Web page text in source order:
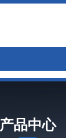
产品中心